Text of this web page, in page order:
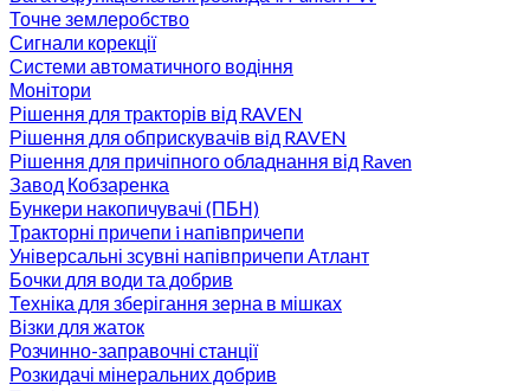
Точне землеробство
Сигнали корекції
Системи автоматичного водіння
Монітори
Рішення для тракторів від RAVEN
Рішення для обприскувачів від RAVEN
Рішення для причіпного обладнання від Raven
Завод Кобзаренка
Бункери накопичувачі (ПБН)
Тракторні причепи i напiвпричепи
Універсальні зсувні напівпричепи Атлант
Бочки для води та добрив
Техніка для зберігання зерна в мішках
Візки для жаток
Розчинно-заправочні станції
Розкидачі мінеральних добрив